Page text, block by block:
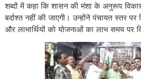
शब्दों में कहा कि शासन की मंशा के अनुरूप विकास
बर्दाश्त नहीं की जाएगी। उन्होंने पंचायत स्तर पर
और लाभार्थियों को योजनाओं का लाभ समय पर